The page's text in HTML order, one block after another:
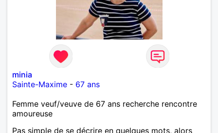
minia
Sainte-Maxime - 67 ans
Femme veuf/veuve de 67 ans recherche rencontre
amoureuse
Pas simple de se décrire en quelques mots, alors